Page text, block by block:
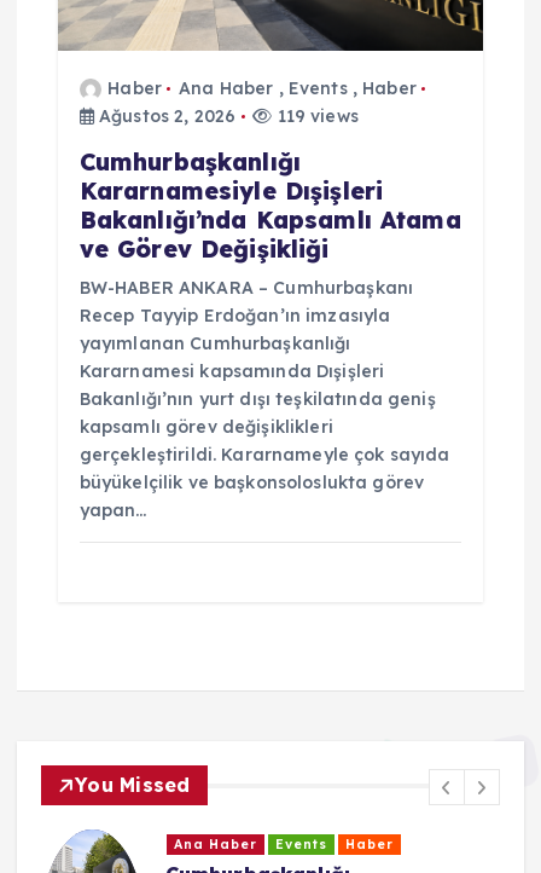
Haber Ana Haber , Events, Haber
Ağustos 2, 2026
119 views
Cumhurbaşkanlığı
Kararnamesiyle Dışişleri
Bakanlığı’nda Kapsamlı Atama
ve Görev Değişikliği
BW-HABER ANKARA – Cumhurbaşkanı
Recep Tayyip Erdoğan’ın imzasıyla
yayımlanan Cumhurbaşkanlığı
Kararnamesi kapsamında Dışişleri
Bakanlığı’nın yurt dışı teşkilatında geniş
kapsamlı görev değişiklikleri
gerçekleştirildi. Kararnameyle çok sayıda
büyükelçilik ve başkonsoloslukta görev
yapan…
You Missed
Ana Haber Events Haber